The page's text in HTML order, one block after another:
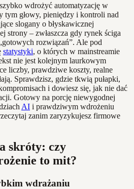
wdrożyć automatyzację w
tym głowy, pieniędzy i kontroli nad
slogany o błyskawicznej
strony – zwłaszcza gdy rynek ściga
rozwiązań”. Ale pod
statystyki, o których w mainstreamie
nie jest kolejnym laurkowym
liczby, prawdziwe koszty, realne
Sprawdzisz, gdzie tkwią pułapki,
i dowiesz się, jak nie dać
Gotowy na porcję niewygodnej
AI i prawdziwym wdrożeniu
zanim zaryzykujesz firmowe
skróty: czy
to mit?
wdrażaniu